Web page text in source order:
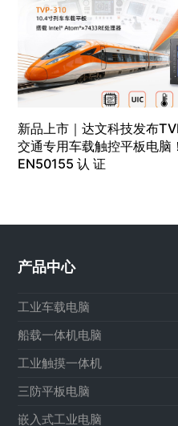
新品上市｜达文科技发布
交通专用车载触控平板电脑
EN50155 认 证
产品中心
工业车载电脑
船载一体机电脑
工业触摸一体机
三防平板电脑
嵌入式工业电脑